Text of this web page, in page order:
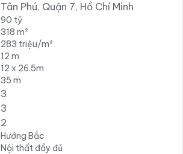
Tân Phú, Quận 7, Hồ Chí Minh
90 tỷ
318 m²
283 triệu/m²
12 m
12 x 26.5m
35 m
3
3
2
Hướng Bắc
Nội thất đầy đủ